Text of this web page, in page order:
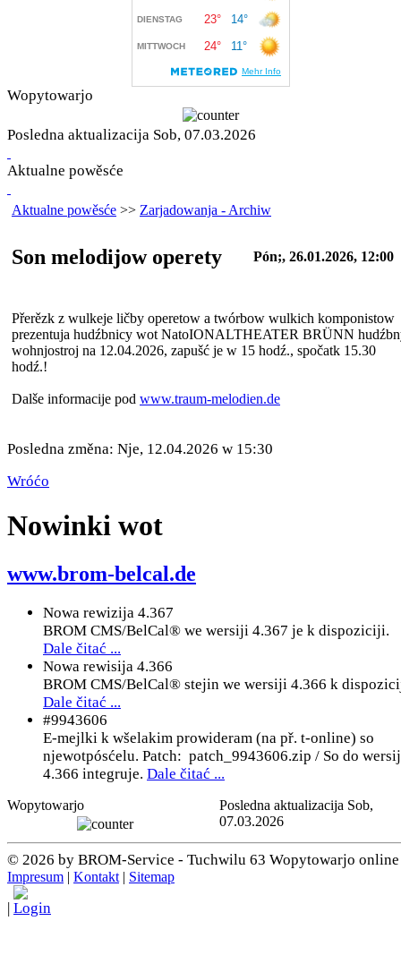
Wopytowarjo
Posledna aktualizacija Sob, 07.03.2026
Aktualne powěsće
Aktualne powěsće >> Zarjadowanja - Archiw
Son melodijow operety Pón;, 26.01.2026, 12:00
Přerězk z wulkeje ličby operetow a twórbow wulkich komponistow
prezentuja hudźbnicy wot NatoIONALTHEATER BRÜNN
wohnjostroj na 12.04.2026, zapušć je w 15 hodź., spočatk 15.30
hodź.!
Dalše informacije pod www.traum-melodien.de
Posledna změna: Nje, 12.04.2026 w 15:30
Wróćo
Nowinki wot
www.brom-belcal.de
Nowa rewizija 4.367
BROM CMS/BelCal® we wersiji 4.367 je k dispoziciji.
Dale čitać ...
Nowa rewisija 4.366
BROM CMS/BelCal® stejin we wersiji 4.366 k
Dale čitać ...
#9943606
E-mejlki k wšelakim prowideram (na př. t-online) so
njewotpósćelu. Patch: patch_9943606.zip / So do
4.366 integruje. Dale čitać ...
Wopytowarjo
Posledna aktualizacija Sob,
07.03.2026
© 2026 by BROM-Service - Tuchwilu 63 Wopytowarjo online
Impresum | Kontakt | Sitemap
|